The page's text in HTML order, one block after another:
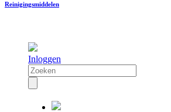
Reinigingsmiddelen
Inloggen